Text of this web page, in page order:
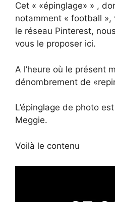
Cet « «épinglage» » ,
notamment « football »,
le réseau Pinterest,
vous le proposer ici.
A l’heure où le présent
dénombrement de
L’épinglage de photo
Meggie.
Voilà le contenu